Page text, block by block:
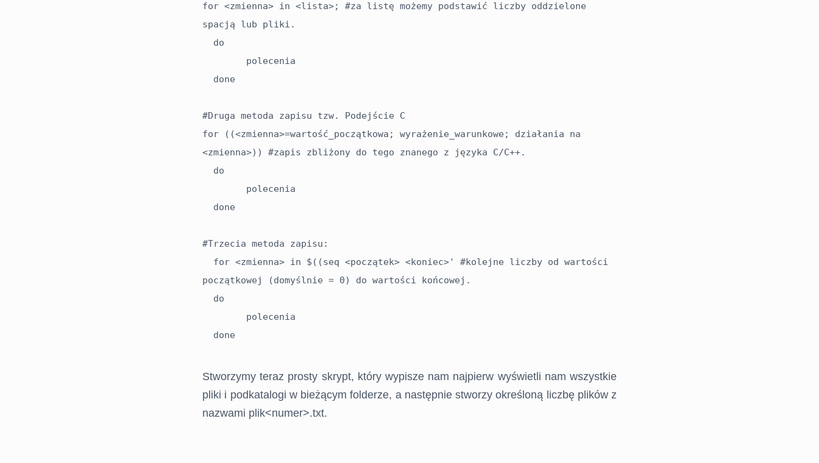
for <zmienna> in <lista>; #za listę możemy podstawić liczby oddzielone
spacją lub pliki.
#Druga metoda zapisu tzw. Podejście C
for ((<zmienna>=wartość_początkowa; wyrażenie_warunkowe; działania na
<zmienna>)) #zapis zbliżony do tego znanego z języka C/C++.
#Trzecia metoda zapisu:
początkowej (domyślnie = 0) do wartości końcowej.
Stworzymy teraz prosty skrypt, który wypisze nam najpierw wyświetli nam wszystkie
pliki i podkatalogi w bieżącym folderze, a następnie stworzy określoną liczbę plików z
nazwami plik<numer>.txt.